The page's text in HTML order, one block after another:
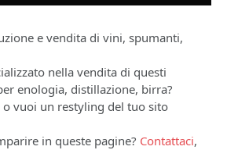
e vendita di vini, spumanti,
nella vendita di questi
enologia, distillazione, birra?
vuoi un restyling del tuo sito
in queste pagine? Contattaci,